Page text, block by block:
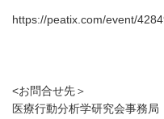
https://peatix.com/event/
<お問合せ先＞
医療行動分析学研究会事務局